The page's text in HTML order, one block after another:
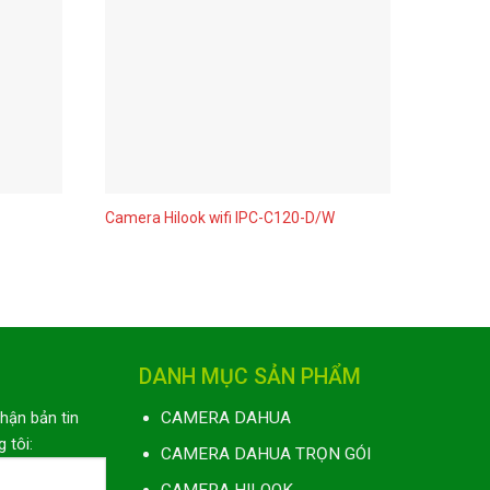
Camera Hilook wifi IPC-C120-D/W
bản tin
tôi:
DANH MỤC SẢN PHẨM
CAMERA DAHUA
CAMERA DAHUA TRỌN GÓI